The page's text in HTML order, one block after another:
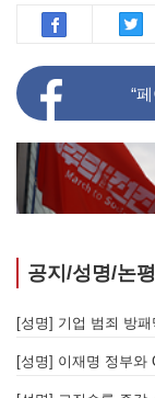
“
공지/성명/논평